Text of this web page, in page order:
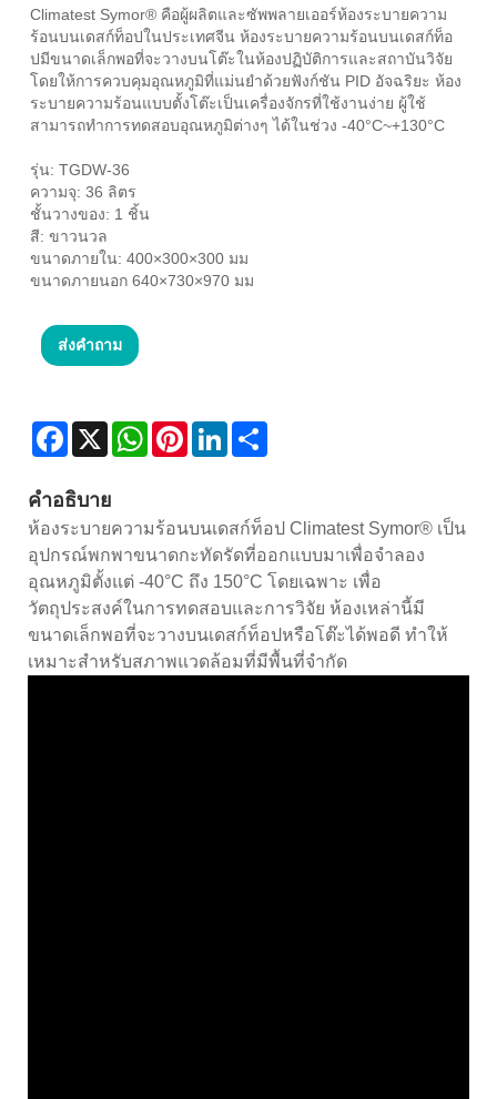
Climatest Symor® คือผู้ผลิตและซัพพลายเออร์ห้องระบายความ
ร้อนบนเดสก์ท็อปในประเทศจีน ห้องระบายความร้อนบนเดสก์ท็อ
ปมีขนาดเล็กพอที่จะวางบนโต๊ะในห้องปฏิบัติการและสถาบันวิจัย
โดยให้การควบคุมอุณหภูมิที่แม่นยำด้วยฟังก์ชัน PID อัจฉริยะ ห้อง
ระบายความร้อนแบบตั้งโต๊ะเป็นเครื่องจักรที่ใช้งานง่าย ผู้ใช้
สามารถทำการทดสอบอุณหภูมิต่างๆ ได้ในช่วง -40°C~+130°C
รุ่น: TGDW-36
ความจุ: 36 ลิตร
ชั้นวางของ: 1 ชิ้น
สี: ขาวนวล
ขนาดภายใน: 400×300×300 มม
ขนาดภายนอก 640×730×970 มม
ส่งคำถาม
Facebook
X WhatsAppPinterestLinkedIn
คำอธิบาย
ห้องระบายความร้อนบนเดสก์ท็อป Climatest Symor® เป็น
อุปกรณ์พกพาขนาดกะทัดรัดที่ออกแบบมาเพื่อจำลอง
อุณหภูมิตั้งแต่ -40°C ถึง 150°C โดยเฉพาะ เพื่อ
วัตถุประสงค์ในการทดสอบและการวิจัย ห้องเหล่านี้มี
ขนาดเล็กพอที่จะวางบนเดสก์ท็อปหรือโต๊ะได้พอดี ทำให้
เหมาะสำหรับสภาพแวดล้อมที่มีพื้นที่จำกัด